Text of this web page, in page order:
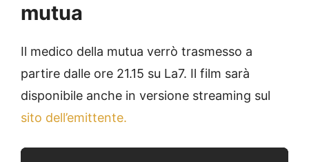
mutua
Il medico della mutua verrò trasmesso a
partire dalle ore 21.15 su La7. Il film sarà
disponibile anche in versione streaming sul
sito dell’emittente.